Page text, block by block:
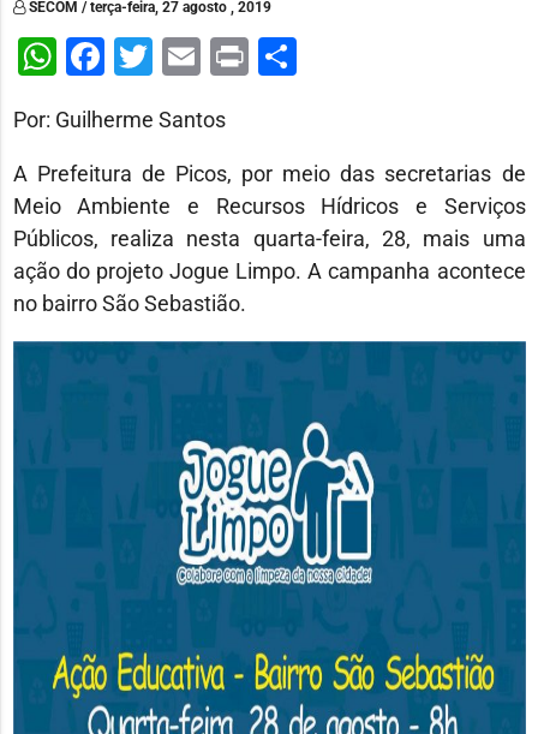
SECOM / terça-feira, 27 agosto , 2019
WhatsApp
Facebook
Twitter
Email
PrintShare
Por: Guilherme Santos
A Prefeitura de Picos, por meio das secretarias de
Meio Ambiente e Recursos Hídricos e Serviços
Públicos, realiza nesta quarta-feira, 28, mais uma
ação do projeto Jogue Limpo. A campanha acontece
no bairro São Sebastião.